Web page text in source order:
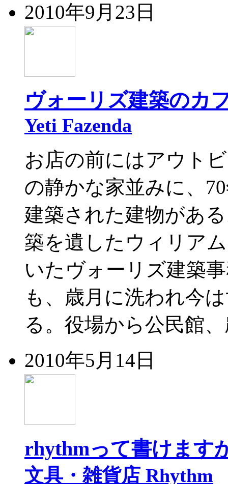
2010年9月23日
ヴォーリズ建築のカ
Yeti Fazenda
お店の前にはアウト
の静かな家並みに、
建築された建物があ
築を遺したウィリア
いたヴォーリズ建築
も、歳月に洗われ今
る。役場から公民館
2010年5月14日
rhythmって書けます
文具・雑貨店 Rhythm